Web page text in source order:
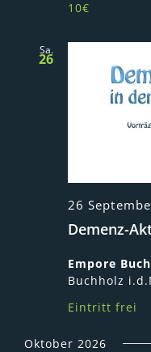
10€
Sa.
26
26
Demenz-
Empore
Buchholz
Eintritt frei
Oktober 2026